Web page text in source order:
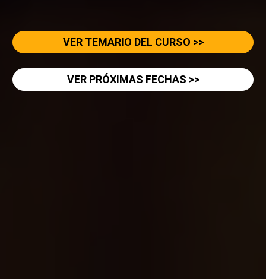
VER TEMARIO DEL CURSO >>
VER PRÓXIMAS FECHAS >>